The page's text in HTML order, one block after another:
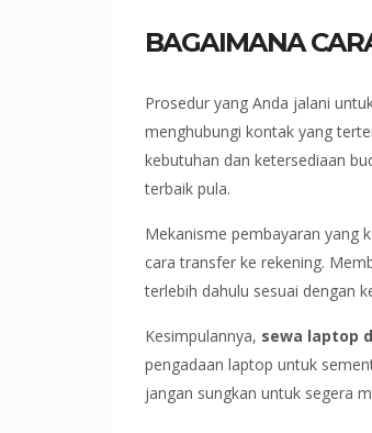
BAGAIMANA
Prosedur yang Anda jalani
menghubungi kontak yang
kebutuhan dan ketersediaan
terbaik pula.
Mekanisme pembayaran yang
cara transfer ke rekening.
terlebih dahulu sesuai dengan
Kesimpulannya, sewa laptop
pengadaan laptop untuk
jangan sungkan untuk segera